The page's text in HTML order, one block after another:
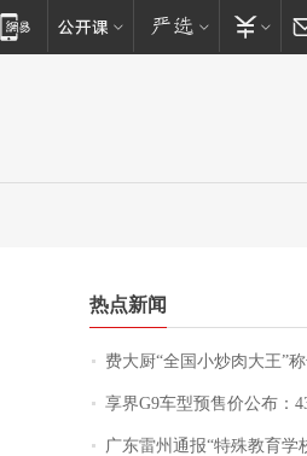
热点新闻
费大厨“全国小炒肉大王”称号，仅凭视频
享界G9车型预售价公布：
广东雷州通报“特殊教育学校教师招聘存在违规行为”